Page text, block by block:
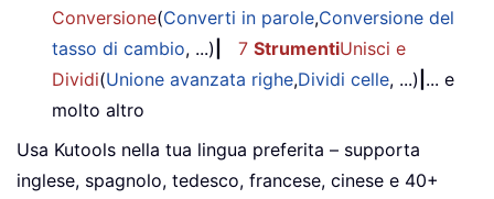
Conversione(Converti in parole,Conversione del
tasso di cambio, ...) 7 StrumentiUnisci e
Dividi(Unione avanzata righe,Dividi celle, ...) ... e
molto altro
Usa Kutools nella tua lingua preferita – supporta
inglese, spagnolo, tedesco, francese, cinese e 40+